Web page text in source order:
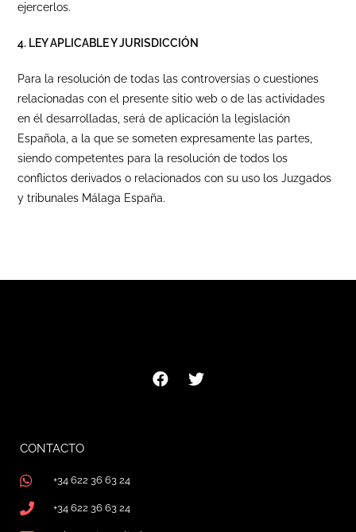
ejercerlos.
4. LEY APLICABLE Y JURISDICCIÓN
Para la resolución de todas las controversias o cuestiones
relacionadas con el presente sitio web o de las actividades
en él desarrolladas, será de aplicación la legislación
Española, a la que se someten expresamente las partes,
siendo competentes para la resolución de todos los
conflictos derivados o relacionados con su uso los Juzgados
y tribunales Málaga España.
CONTACTO
+34 622 36 63 24
+34 622 36 63 24